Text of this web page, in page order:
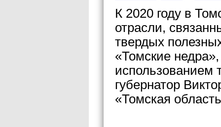
К 2020 году в
отрасли,
твердых
«Томские
использованием
губернатор
«Томская